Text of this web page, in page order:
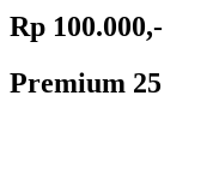
Rp 100.000,-
Premium 25